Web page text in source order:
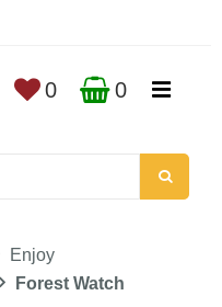
0 0
Enjoy
Forest Watch